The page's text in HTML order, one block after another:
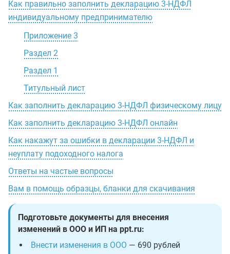
Как правильно заполнить декларацию 3-НДФЛ
индивидуальному предпринимателю
Приложение 3
Раздел 2
Раздел 1
Титульный лист
Как заполнить декларацию 3-НДФЛ физическому лицу
Как заполнить декларацию 3-НДФЛ онлайн
Как накажут за ошибки в декларации 3-НДФЛ и
неуплату подоходного налога
Ответы на частые вопросы
Вам в помощь образцы, бланки для скачивания
Подготовьте документы для внесения
изменений в ООО и ИП на ppt.ru:
Внести изменения в ООО — 690 рублей